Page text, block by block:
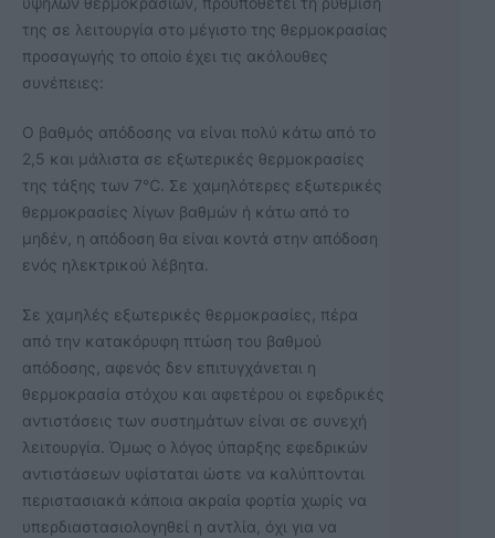
της σε λειτουργία στο μέγιστο της θερμοκρασίας
προσαγωγής το οποίο έχει τις ακόλουθες
συνέπειες:
Ο βαθμός απόδοσης να είναι πολύ κάτω από το
2,5 και μάλιστα σε εξωτερικές θερμοκρασίες
της τάξης των 7℃. Σε χαμηλότερες εξωτερικές
θερμοκρασίες λίγων βαθμών ή κάτω από το
μηδέν, η απόδοση θα είναι κοντά στην απόδοση
ενός ηλεκτρικού λέβητα.
Σε χαμηλές εξωτερικές θερμοκρασίες, πέρα
από την κατακόρυφη πτώση του βαθμού
απόδοσης, αφενός δεν επιτυγχάνεται η
θερμοκρασία στόχου και αφετέρου οι εφεδρικές
αντιστάσεις των συστημάτων είναι σε συνεχή
λειτουργία. Όμως ο λόγος ύπαρξης εφεδρικών
αντιστάσεων υφίσταται ώστε να καλύπτονται
περιστασιακά κάποια ακραία φορτία χωρίς να
υπερδιαστασιολογηθεί η αντλία, όχι για να